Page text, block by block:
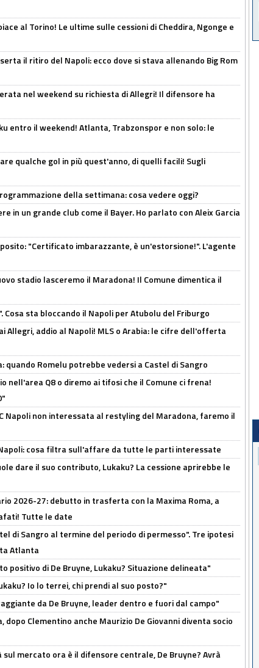
al Torino! Le ultime sulle cessioni di Cheddira, Ngonge e
il ritiro del Napoli: ecco dove si stava allenando Big Rom
nel weekend su richiesta di Allegri! Il difensore ha
entro il weekend! Atlanta, Trabzonspor e non solo: le
qualche gol in più quest'anno, di quelli facili! Sugli
della settimana: cosa vedere oggi?
in un grande club come il Bayer. Ho parlato con Aleix Garcia
"Certificato imbarazzante, è un'estorsione!". L'agente
stadio lasceremo il Maradona! Il Comune dimentica il
Cosa sta bloccando il Napoli per Atubolu del Friburgo
Allegri, addio al Napoli! MLS o Arabia: le cifre dell'offerta
quando Romelu potrebbe vedersi a Castel di Sangro
nell'area Q8 o diremo ai tifosi che il Comune ci frena!
Napoli non interessata al restyling del Maradona, faremo il
cosa filtra sull'affare da tutte le parti interessate
dare il suo contributo, Lukaku? La cessione aprirebbe le
2026-27: debutto in trasferta con la Maxima Roma, a
Tutte le date
di Sangro al termine del periodo di permesso". Tre ipotesi
Atlanta
positivo di De Bruyne, Lukaku? Situazione delineata"
Io lo terrei, chi prendi al suo posto?"
da De Bruyne, leader dentro e fuori dal campo"
dopo Clementino anche Maurizio De Giovanni diventa socio
sul mercato ora è il difensore centrale, De Bruyne? Avrà